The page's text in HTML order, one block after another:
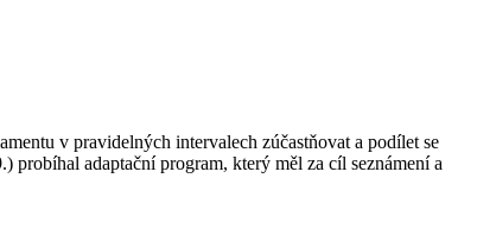
v pravidelných intervalech zúčastňovat a podílet se
adaptační program, který měl za cíl seznámení a